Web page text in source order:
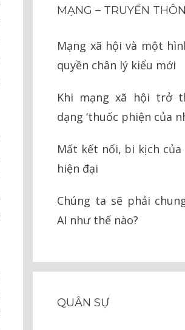
MẠNG – TRUYỀN
Mạng xã hội và một
quyền chân lý kiểu mới
Khi mạng xã hội trở
dạng ‘thuốc phiện của
Mất kết nối, bi kịch của
hiện đại
Chúng ta sẽ phải
AI như thế nào?
QUÂN SỰ